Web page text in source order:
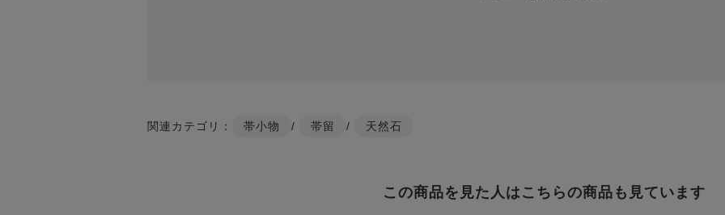
関連カテゴリ： 帯小物 / 帯留 / 天然石
この商品を見た人はこちらの商品も見ています